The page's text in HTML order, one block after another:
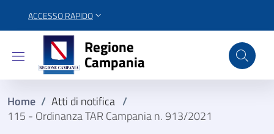
ACCESSO RAPIDO
Regione Campania
Regione
Campania
Home / Atti di notifica /
115 - Ordinanza TAR Campania n. 913/2021